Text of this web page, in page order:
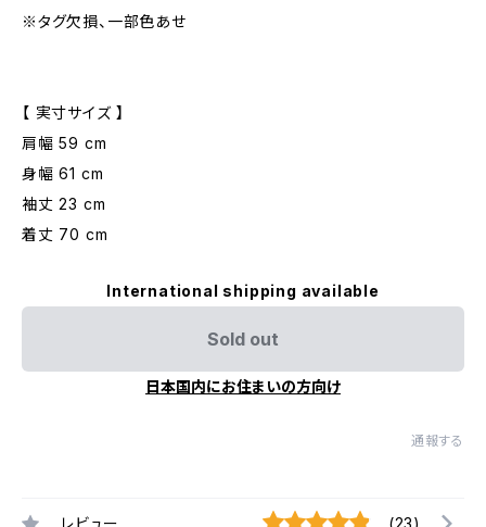
※タグ欠損、一部色あせ
【 実寸サイズ 】
肩幅 59 cm
身幅 61 cm
袖丈 23 cm
着丈 70 cm
International shipping available
Sold out
日本国内にお住まいの方向け
通報する
レビュー (23)